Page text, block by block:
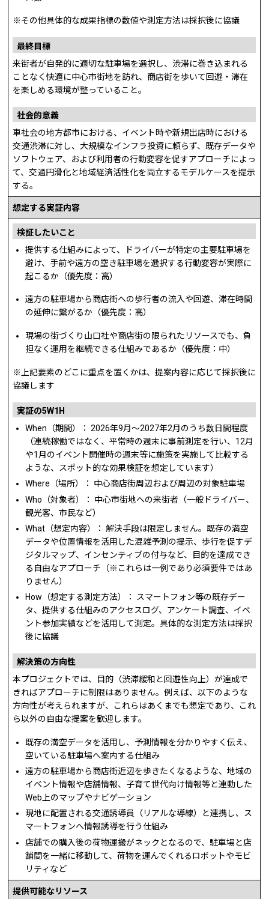
※その他具体的な成果指標の数値や測定方法は採択後に協議
最終目標
来街者が自発的に適切な駐車場を選択し、渋滞に巻き込まれる
ことなく快適に中心市街地を訪れ、商店街を歩いて回遊・滞在
を楽しめる環境が整っていること。
社会的意義
車社会の地方都市における、イベント時や新規出店時における
交通渋滞に対し、大規模なインフラ投資に頼らず、既存データや
ソフトウェア、および利用者の行動変容を促すアプローチによっ
て、交通円滑化と地域経済活性化を両立するモデルケースを提示
する。
想定する実証内容
検証したいこと
提供する仕組みによって、ドライバーが特定の主要駐車場を
避け、手前や遠方の空き駐車場を選択する行動変容が実際に
起こるか（優先度：高）
遠方の駐車場から商店街への歩行者の流入や回遊、滞在時間
の延伸に繋がるか（優先度：高）
現場の街づくり山口社や商店街の限られたリソースでも、負
担なく運用を継続できる仕組みであるか（優先度：中）
※上記要素のどこに重点を置くかは、提案内容に応じて採択後に
協議します
実証の5W1H
When（期間）： 2026年9月〜2027年2月のうち数日間程度
（連続稼働ではなく、平常時の週末に事前測定を行い、12月
や1月のイベント開催時の週末等に施策を実施して比較する
ような、スポット的な効果検証を想定しています）
Where（場所）： 中心商店街周辺および周辺の対象駐車場
Who（対象者）： 中心市街地への来街者（一般ドライバー、
観光客、市民など）
What（想定内容）： 解決手段は限定しません。既存の満空
データや位置情報を活用した混雑予測の提示、歩行を促すデ
ジタルマップ、インセンティブの付与など、目的を達成でき
る自由なアプローチ（※これらは一例であり必須要件ではあ
りません）
How（想定する測定方法）： スマートフォン等の既存デー
タ、提供する仕組みのアクセスログ、アンケート調査、イベ
ント参加実績などを活用して測定。具体的な測定方法は採択
後に協議
解決策の方向性
本プロジェクトでは、目的（渋滞緩和と回遊性向上）が達成で
きればアプローチに制限はありません。例えば、以下のような
方向性が考えられますが、これらはあくまでも想定であり、これ
ら以外の自由な提案を歓迎します。
既存の満空データを活用し、予測情報を分かりやすく伝え、
空いている駐車場へ案内する仕組み
遠方の駐車場から商店街近辺を歩きたくなるような、地域の
イベント情報や店舗情報、子育て世代向け情報等と連動した
Web上のマップやナビゲーション
現地に配置される交通誘導員（リアルな導線）と連携し、ス
マートフォンへ情報誘導を行う仕組み
店舗での購入後の荷物運搬がネックとなるので、駐車場と店
舗間を一緒に移動して、荷物を運んでくれるロボットやモビ
リティなど
提供可能なリソース